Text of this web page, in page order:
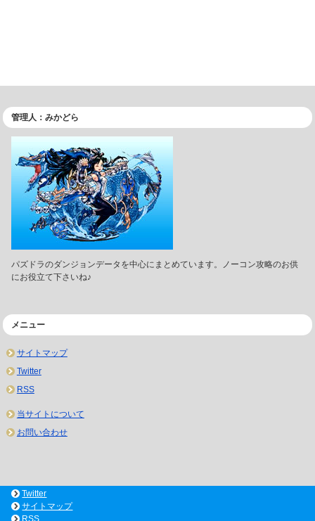
管理人：みかどら
パズドラのダンジョンデータを中心にまとめています。ノーコン攻略のお供
にお役立て下さいね♪
メニュー
サイトマップ
Twitter
RSS
当サイトについて
お問い合わせ
Twitter
サイトマップ
RSS